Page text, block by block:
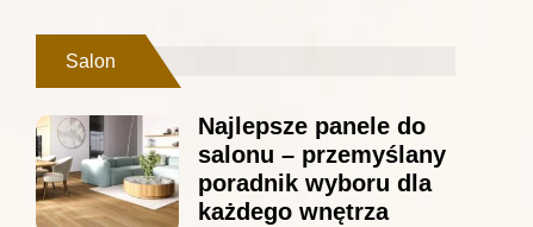
Salon
Najlepsze panele do
salonu – przemyślany
poradnik wyboru dla
każdego wnętrza